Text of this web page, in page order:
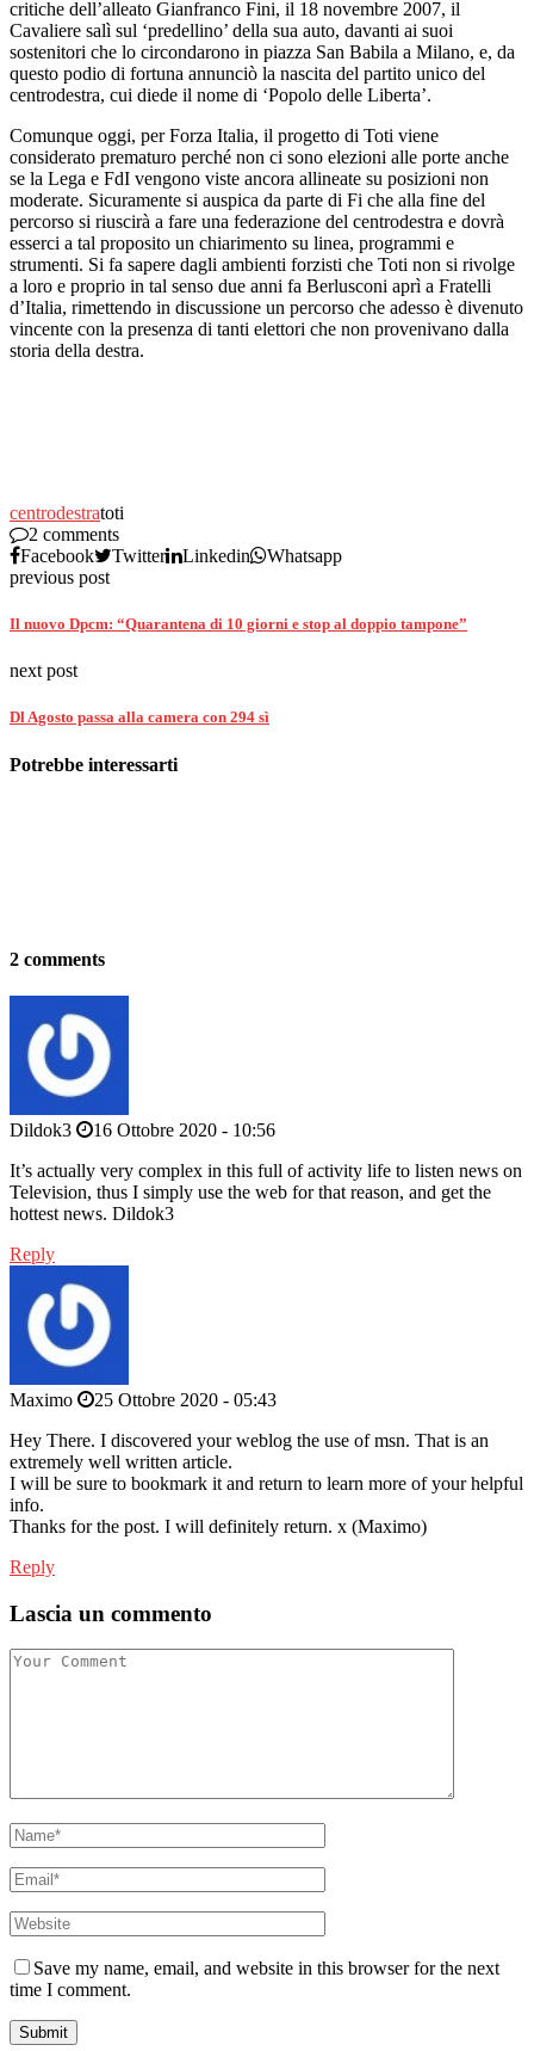
critiche dell’alleato Gianfranco Fini, il 18 novembre 2007, il
Cavaliere salì sul ‘predellino’ della sua auto, davanti ai suoi
sostenitori che lo circondarono in piazza San Babila a Milano, e, da
questo podio di fortuna annunciò la nascita del partito unico del
centrodestra, cui diede il nome di ‘Popolo delle Liberta’.
Comunque oggi, per Forza Italia, il progetto di Toti viene
considerato prematuro perché non ci sono elezioni alle porte anche
se la Lega e FdI vengono viste ancora allineate su posizioni non
moderate. Sicuramente si auspica da parte di Fi che alla fine del
percorso si riuscirà a fare una federazione del centrodestra e dovrà
esserci a tal proposito un chiarimento su linea, programmi e
strumenti. Si fa sapere dagli ambienti forzisti che Toti non si rivolge
a loro e proprio in tal senso due anni fa Berlusconi aprì a Fratelli
d’Italia, rimettendo in discussione un percorso che adesso è divenuto
vincente con la presenza di tanti elettori che non provenivano dalla
storia della destra.
centrodestratoti
2 comments
Facebook
Twitter Linkedin
Whatsapp
previous post
Il nuovo Dpcm: “Quarantena di 10 giorni e stop al doppio tampone”
next post
Dl Agosto passa alla camera con 294 sì
Potrebbe interessarti
2 comments
Dildok3
16 Ottobre 2020 - 10:56
It’s actually very complex in this full of activity life to listen news on
Television, thus I simply use the web for that reason, and get the
hottest news. Dildok3
Reply
Maximo
25 Ottobre 2020 - 05:43
Hey There. I discovered your weblog the use of msn. That is an
extremely well written article.
I will be sure to bookmark it and return to learn more of your helpful
info.
Thanks for the post. I will definitely return. x (Maximo)
Reply
Lascia un commento
Save my name, email, and website in this browser for the next
time I comment.